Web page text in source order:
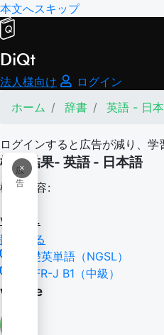
本文へスキップ
DiQt
法人様向け
ログイン
ホーム
辞書 英語 - 日
ログインすると広告が減り、学
×
広
告
検索結果- 英語 - 日本語
検索内容:
visible.
翻訳する
基礎英単語（NGSL）
CEFR-J B1（中級）
visible